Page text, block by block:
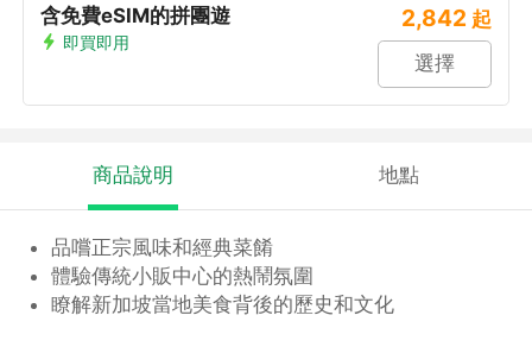
含免費eSIM的拼團遊
即買即用
2,842 起
選擇
商品說明 地點
品嚐正宗風味和經典菜餚
體驗傳統小販中心的熱鬧氛圍
瞭解新加坡當地美食背後的歷史和文化